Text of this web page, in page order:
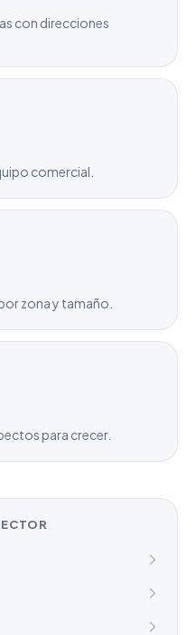
con direcciones
comercial.
zona y tamaño.
para crecer.